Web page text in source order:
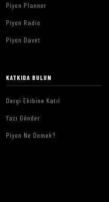
Piyon Planner
Piyon Radio
Piyon Davet
KATKIDA BULUN
Dergi Ekibine Katıl
Yazı Gönder
Piyon Ne Demek?